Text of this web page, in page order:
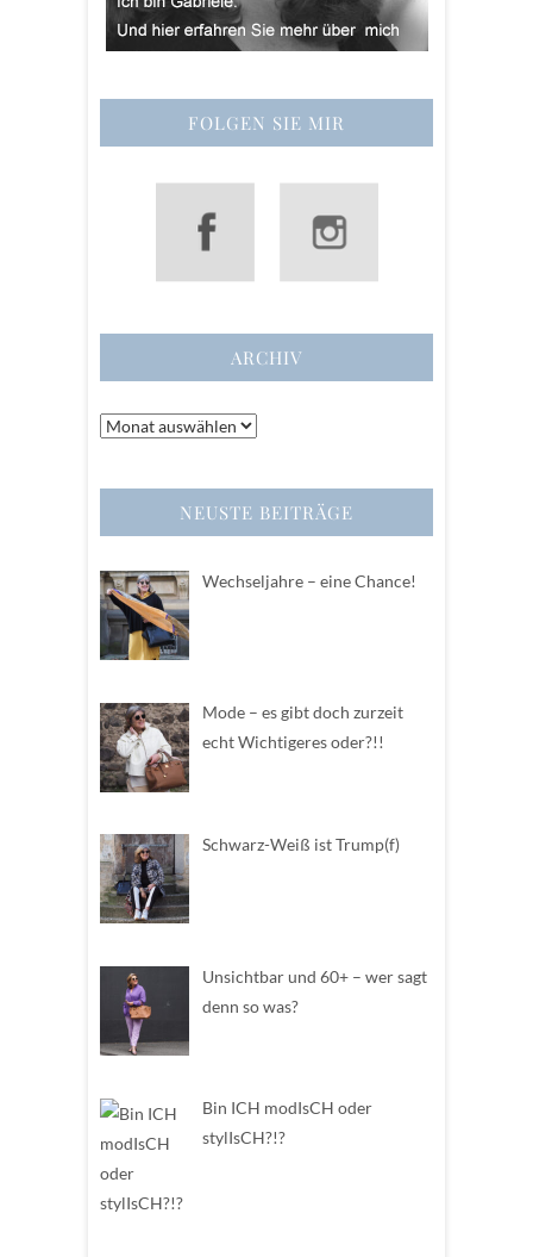
FOLGEN SIE MIR
ARCHIV
Archiv
NEUSTE BEITRÄGE
Wechseljahre – eine Chance!
Mode – es gibt doch zurzeit
echt Wichtigeres oder?!!
Schwarz-Weiß ist Trump(f)
Unsichtbar und 60+ – wer sagt
denn so was?
Bin ICH modIsCH oder
stylIsCH?!?